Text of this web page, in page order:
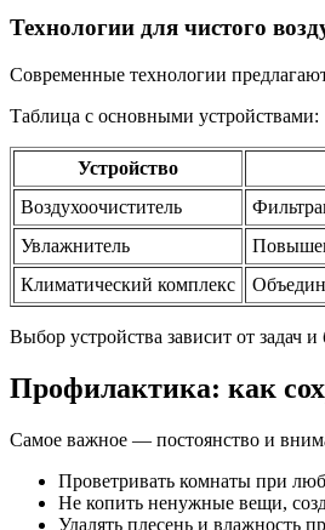
Технологии для чистого
Современные технологии
Таблица с основными устройствами:
Устройство
Воздухоочиститель
Увлажнитель
Климатический комплекс
Выбор устройства зависит от задач
Профилактика: как
Самое важное — постоянство и
Проветривать комнаты при
Не копить ненужные вещи,
Удалять плесень и влажность